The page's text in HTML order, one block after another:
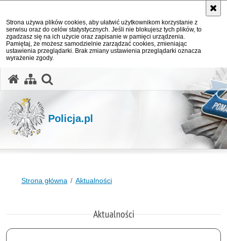
Strona używa plików cookies, aby ułatwić użytkownikom korzystanie z
serwisu oraz do celów statystycznych. Jeśli nie blokujesz tych plików, to
zgadzasz się na ich użycie oraz zapisanie w pamięci urządzenia.
Pamiętaj, że możesz samodzielnie zarządzać cookies, zmieniając
ustawienia przeglądarki. Brak zmiany ustawienia przeglądarki oznacza
wyrażenie zgody.
Policja.pl
Strona główna Aktualności
Aktualności